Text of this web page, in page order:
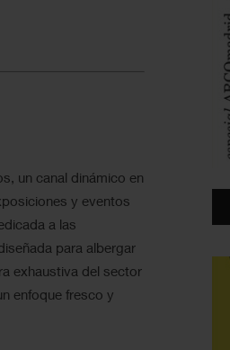
un canal dinámico en
y eventos
a las
para albergar
exhaustiva del sector
enfoque fresco y